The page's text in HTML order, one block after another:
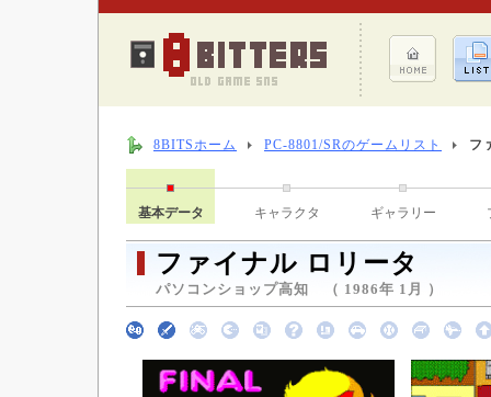
8BITSホーム PC-8801/SRのゲームリスト フ
基本データ キャラクタ ギャラリー
ファイナル ロリータ
パソコンショップ高知 （ 1986年 1月 ）